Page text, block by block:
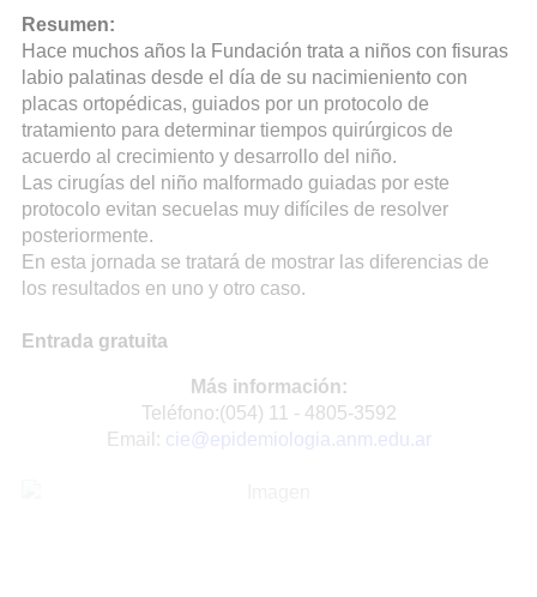
Resumen:
Hace muchos años la Fundación trata a niños con fisuras
labio palatinas desde el día de su nacimieniento con
placas ortopédicas, guiados por un protocolo de
tratamiento para determinar tiempos quirúrgicos de
acuerdo al crecimiento y desarrollo del niño.
Las cirugías del niño malformado guiadas por este
protocolo evitan secuelas muy difíciles de resolver
posteriormente.
En esta jornada se tratará de mostrar las diferencias de
los resultados en uno y otro caso.
Entrada gratuita
Más información:
Teléfono:(054) 11 - 4805-3592
Email: cie@epidemiologia.anm.edu.ar